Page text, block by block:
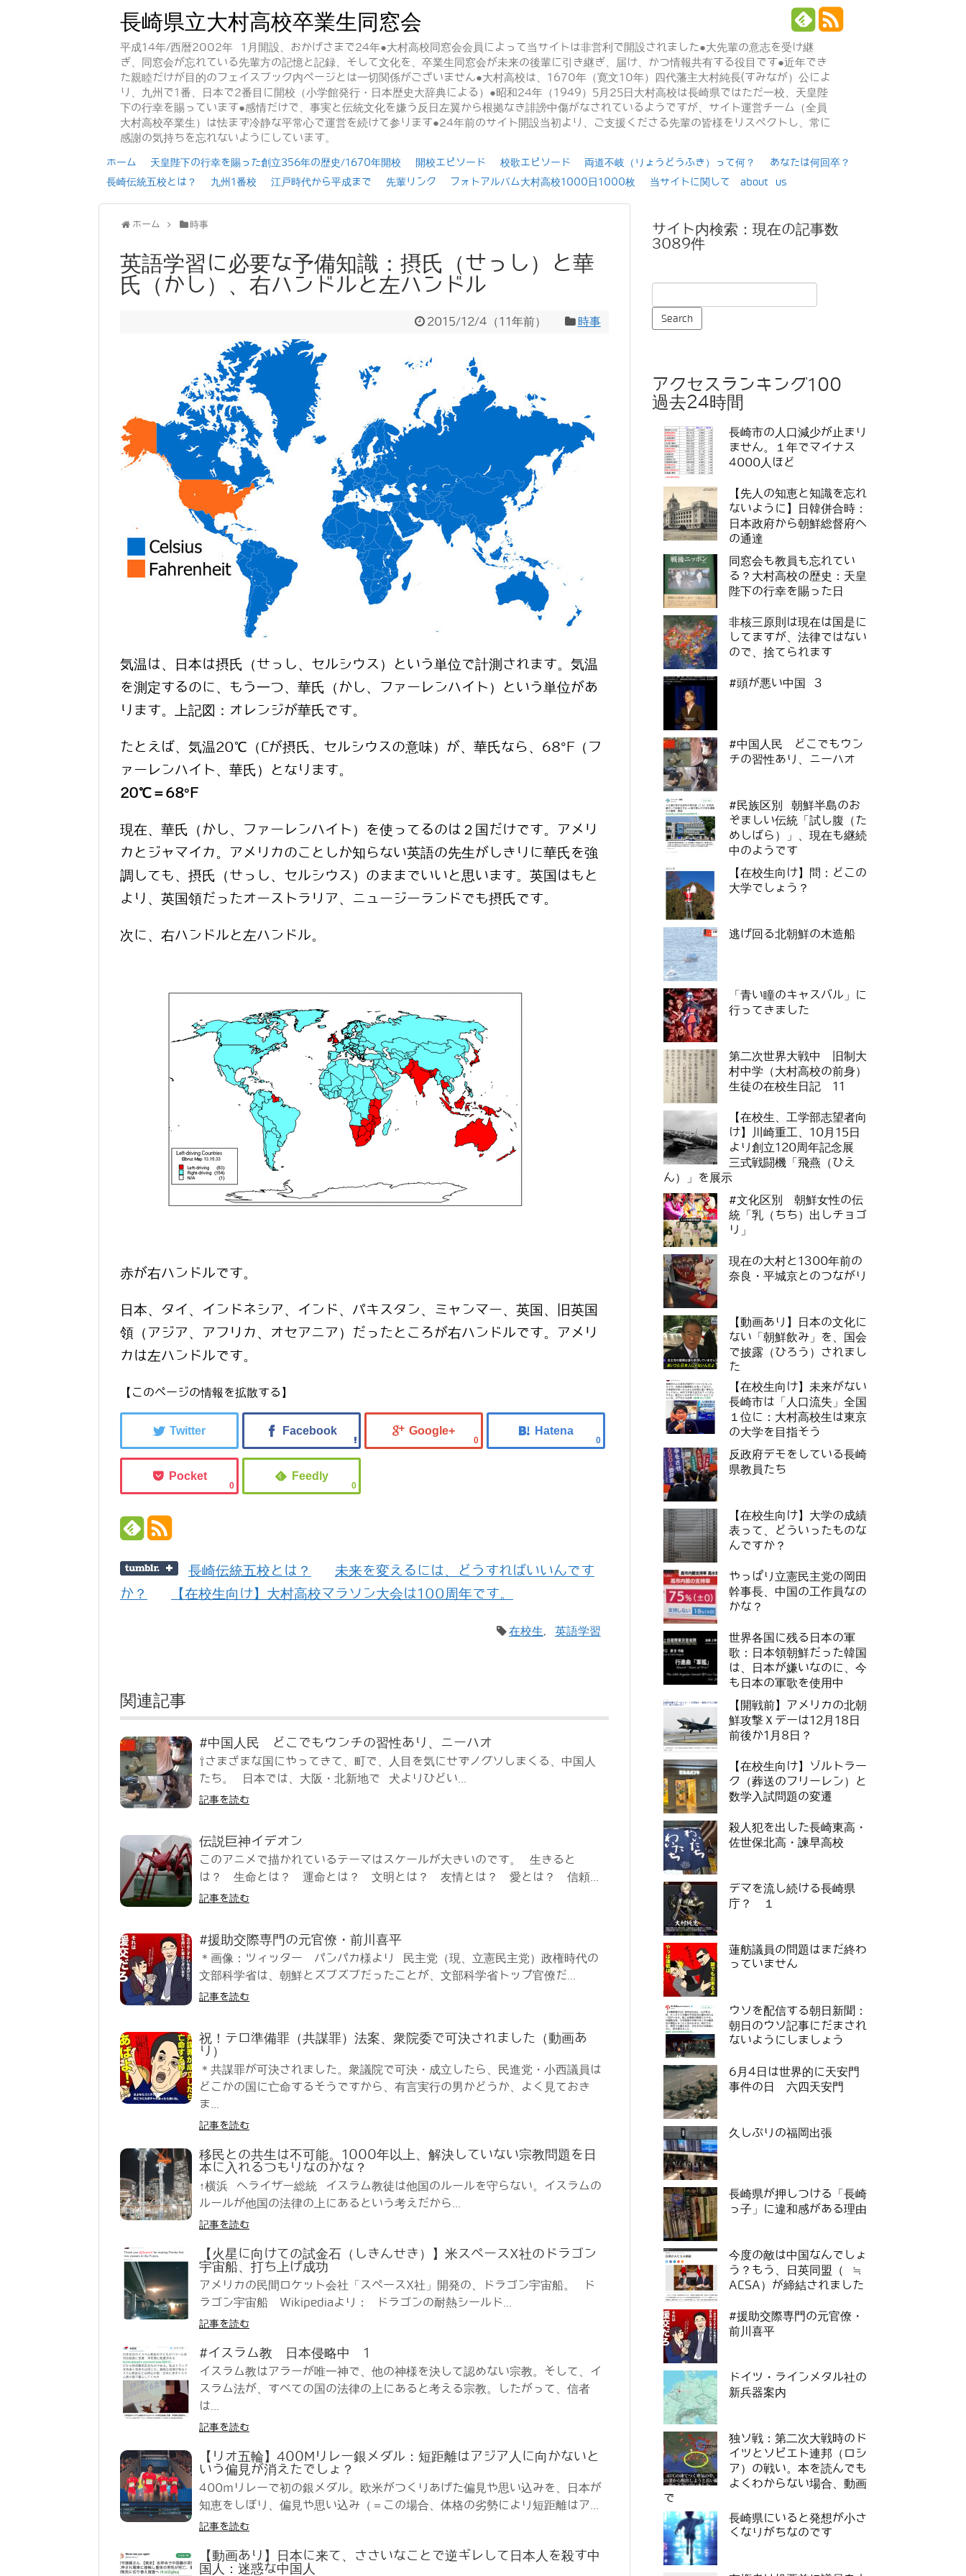
長崎県立大村高校卒業生同窓会
平成14年/西暦2002年 1月開設、おかげさまで24年●大村高校同窓会会員によって当サイトは非営利で開設されました●大先輩の意志を受け継
ぎ、同窓会が忘れている先輩方の記憶と記録、そして文化を、卒業生同窓会が未来の後輩に引き継ぎ、届け、かつ情報共有する役目です●近年でき
た親睦だけが目的のフェイスブック内ページとは一切関係がございません●大村高校は、1670年（寛文10年）四代藩主大村純長(すみなが）公によ
り、九州で1番、日本で2番目に開校（小学館発行・日本歴史大辞典による）●昭和24年（1949）5月25日大村高校は長崎県ではただ一校、天皇陛
下の行幸を賜っています●感情だけで、事実と伝統文化を嫌う反日左翼から根拠なき誹謗中傷がなされているようですが、サイト運営チーム（全員
大村高校卒業生）は怯まず冷静な平常心で運営を続けて参ります●24年前のサイト開設当初より、ご支援くださる先輩の皆様をリスペクトし、常に
感謝の気持ちを忘れないようにしています。
ホーム 天皇陛下の行幸を賜った創立356年の歴史/1670年開校 開校エピソード 校歌エピソード 両道不岐（りょうどうふき）って何？
あなたは何回卒？
長崎伝統五校とは？
九州1番校 江戸時代から平成まで 先輩リンク フォトアルバム大村高校1000日1000枚 当サイトに関して about us
ホーム 時事
英語学習に必要な予備知識：摂氏（せっし）と華
氏（かし）、右ハンドルと左ハンドル
2015/12/4 （11年前） 時事
気温は、日本は摂氏（せっし、セルシウス）という単位で計測されます。気温
を測定するのに、もう一つ、華氏（かし、ファーレンハイト）という単位があ
ります。上記図：オレンジが華氏です。
たとえば、気温20℃（Cが摂氏、セルシウスの意味）が、華氏なら、68°F（フ
ァーレンハイト、華氏）となります。
20℃＝68°F
現在、華氏（かし、ファーレンハイト）を使ってるのは２国だけです。アメリ
カとジャマイカ。アメリカのことしか知らない英語の先生がしきりに華氏を強
調しても、摂氏（せっし、セルシウス）のままでいいと思います。英国はもと
より、英国領だったオーストラリア、ニュージーランドでも摂氏です。
次に、右ハンドルと左ハンドル。
赤が右ハンドルです。
日本、タイ、インドネシア、インド、パキスタン、ミャンマー、英国、旧英国
領（アジア、アフリカ、オセアニア）だったところが右ハンドルです。アメリ
カは左ハンドルです。
【このページの情報を拡散する】
0 0
0 0
長崎伝統五校とは？
未来を変えるには、どうすればいいんです
か？
【在校生向け】大村高校マラソン大会は100周年です。
在校生, 英語学習
関連記事
#中国人民 どこでもウンチの習性あり、ニーハオ
⇧さまざまな国にやってきて、町で、人目を気にせずノグソしまくる、中国人
たち。 日本では、大阪・北新地で 犬よりひどい...
記事を読む
伝説巨神イデオン
このアニメで描かれているテーマはスケールが大きいのです。 生きると
は？ 生命とは？ 運命とは？ 文明とは？ 友情とは？ 愛とは？ 信頼...
記事を読む
#援助交際専門の元官僚・前川喜平
＊画像：ツィッター パンパカ様より 民主党（現、立憲民主党）政権時代の
文部科学省は、朝鮮とズブズブだったことが、文部科学省トップ官僚だ...
記事を読む
祝！テロ準備罪（共謀罪）法案、衆院委で可決されました（動画あ
り）
＊共謀罪が可決されました。衆議院で可決・成立したら、民進党・小西議員は
どこかの国に亡命するそうですから、有言実行の男かどうか、よく見ておき
ま...
記事を読む
移民との共生は不可能。1000年以上、解決していない宗教問題を日
本に入れるつもりなのかな？
↑横浜 へライザー総統 イスラム教徒は他国のルールを守らない。イスラムの
ルールが他国の法律の上にあるという考えだから...
記事を読む
【火星に向けての試金石（しきんせき）】米スペースX社のドラゴン
宇宙船、打ち上げ成功
アメリカの民間ロケット会社「スペースX社」開発の、ドラゴン宇宙船。 ド
ラゴン宇宙船 Wikipediaより： ドラゴンの耐熱シールド...
記事を読む
#イスラム教 日本侵略中 1
イスラム教はアラーが唯一神で、他の神様を決して認めない宗教。そして、イ
スラム法が、すべての国の法律の上にあると考える宗教。したがって、信者
は...
記事を読む
【リオ五輪】400Mリレー銀メダル：短距離はアジア人に向かないと
いう偏見が消えたでしょ？
400mリレーで初の銀メダル。欧米がつくりあげた偏見や思い込みを、日本が
知恵をしぼり、偏見や思い込み（＝この場合、体格の劣勢により短距離はア...
記事を読む
【動画あり】日本に来て、ささいなことで逆ギレして日本人を殺す中
国人：迷惑な中国人
サイト内検索：現在の記事数
3089件
アクセスランキング100
過去24時間
長崎市の人口減少が止まり
ません。１年でマイナス
4000人ほど
【先人の知恵と知識を忘れ
ないように】日韓併合時：
日本政府から朝鮮総督府へ
の通達
同窓会も教員も忘れてい
る？大村高校の歴史：天皇
陛下の行幸を賜った日
非核三原則は現在は国是に
してますが、法律ではない
ので、捨てられます
#頭が悪い中国 3
#中国人民 どこでもウン
チの習性あり、ニーハオ
#民族区別 朝鮮半島のお
ぞましい伝統「試し腹（た
めしばら）」、現在も継続
中のようです
【在校生向け】問：どこの
大学でしょう？
逃げ回る北朝鮮の木造船
「青い瞳のキャスバル」に
行ってきました
第二次世界大戦中 旧制大
村中学（大村高校の前身）
生徒の在校生日記 11
【在校生、工学部志望者向
け】川崎重工、10月15日
より創立120周年記念展
三式戦闘機「飛燕（ひえ
ん）」を展示
#文化区別 朝鮮女性の伝
統「乳（ちち）出しチョゴ
リ」
現在の大村と1300年前の
奈良・平城京とのつながり
【動画あり】日本の文化に
ない「朝鮮飲み」を、国会
で披露（ひろう）されまし
た
【在校生向け】未来がない
長崎市は「人口流失」全国
１位に：大村高校生は東京
の大学を目指そう
反政府デモをしている長崎
県教員たち
【在校生向け】大学の成績
表って、どういったものな
んですか？
やっぱり立憲民主党の岡田
幹事長、中国の工作員なの
かな？
世界各国に残る日本の軍
歌：日本領朝鮮だった韓国
は、日本が嫌いなのに、今
も日本の軍歌を使用中
【開戦前】アメリカの北朝
鮮攻撃Ｘデーは12月18日
前後か1月8日？
【在校生向け】ゾルトラー
ク（葬送のフリーレン）と
数学入試問題の変遷
殺人犯を出した長崎東高・
佐世保北高・諫早高校
デマを流し続ける長崎県
庁？ １
蓮舫議員の問題はまだ終わ
っていません
ウソを配信する朝日新聞：
朝日のウソ記事にだまされ
ないようにしましょう
6月4日は世界的に天安門
事件の日 六四天安門
久しぶりの福岡出張
長崎県が押しつける「長崎
っ子」に違和感がある理由
今度の敵は中国なんでしょ
う？もう、日英同盟（ ≒
ACSA）が締結されました
#援助交際専門の元官僚・
前川喜平
ドイツ・ラインメタル社の
新兵器案内
独ソ戦：第二次大戦時のド
イツとソビエト連邦（ロシ
ア）の戦い。本を読んでも
よくわからない場合、動画
で
長崎県にいると発想が小さ
くなりがちなのです